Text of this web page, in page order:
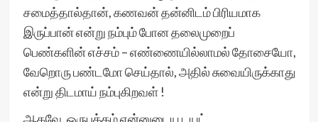
சமைத்தால்தான், கணவன் தன்னிடம் பிரியமாக
இருப்பான் என்று நம்பும் போன தலைமுறைப்
பெண்களின் எச்சம் – எண்ணையில்லாமல் தோசையோ,
வேறொரு பண்டமோ செய்தால், அதில் சுவையிருக்காது
என்று திடமாய் நம்புகிறவள் !
ஆகவே, ஒருபக்கம் என்னுடைய டயட்